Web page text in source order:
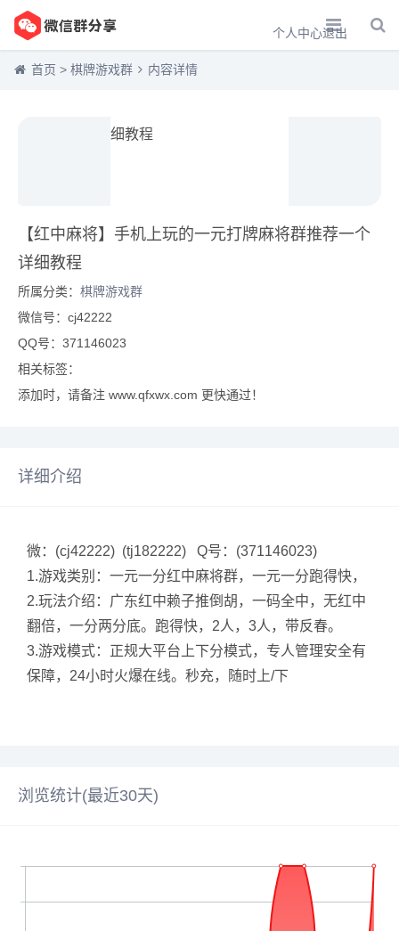
个人中心退出
首页 > 棋牌游戏群 内容详情
【红中麻将】手机上玩的一元打牌麻将群推荐一个
详细教程
所属分类： 棋牌游戏群
微信号：cj42222
QQ号：371146023
相关标签：
添加时，请备注 www.qfxwx.com 更快通过！
详细介绍
微：(cj42222) (tj182222) Q号：(371146023)
1.游戏类别：一元一分红中麻将群，一元一分跑得快，
2.玩法介绍：广东红中赖子推倒胡，一码全中，无红中
翻倍，一分两分底。跑得快，2人，3人，带反春。
3.游戏模式：正规大平台上下分模式，专人管理安全有
保障，24小时火爆在线。秒充，随时上/下
浏览统计(最近30天)